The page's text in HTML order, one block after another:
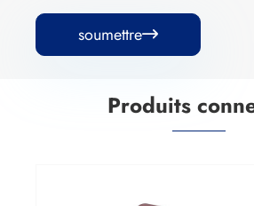
soumettre
Produits